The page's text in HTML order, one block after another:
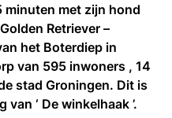
minuten met zijn hond
Retriever –
het Boterdiep in
van 595 inwoners , 14
stad Groningen. Dit is
‘ De winkelhaak ’.